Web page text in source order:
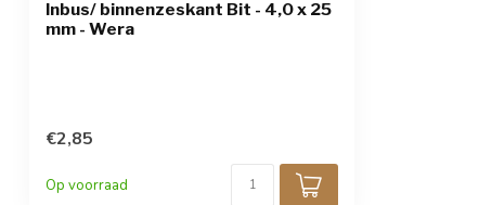
Inbus/ binnenzeskant Bit - 4,0 x 25
mm - Wera
€2,85
Op voorraad